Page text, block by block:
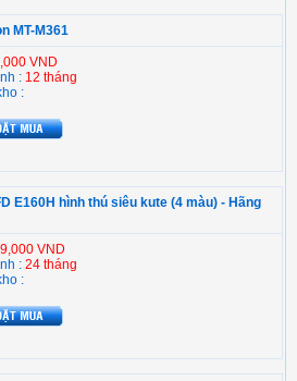
MT-M361
VND
: 12 tháng
:
E160H hình thú siêu kute (4 màu) - Hãng
VND
: 24 tháng
: